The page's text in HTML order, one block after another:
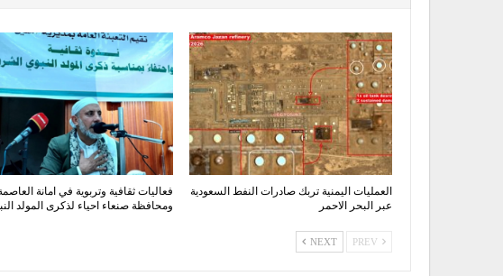
العمليات اليمنية تربك صادرات النفط السعودية
عبر البحر الاحمر
فعاليات ثقافية وتربوية في امانة
ومحافظة صنعاء احياء لذكرى المولد
NEXT